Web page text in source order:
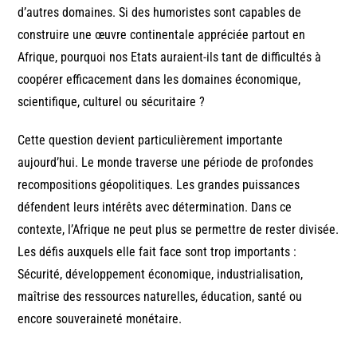
d’autres domaines. Si des humoristes sont capables de
construire une œuvre continentale appréciée partout en
Afrique, pourquoi nos Etats auraient-ils tant de difficultés à
coopérer efficacement dans les domaines économique,
scientifique, culturel ou sécuritaire ?
Cette question devient particulièrement importante
aujourd’hui. Le monde traverse une période de profondes
recompositions géopolitiques. Les grandes puissances
défendent leurs intérêts avec détermination. Dans ce
contexte, l’Afrique ne peut plus se permettre de rester divisée.
Les défis auxquels elle fait face sont trop importants :
Sécurité, développement économique, industrialisation,
maîtrise des ressources naturelles, éducation, santé ou
encore souveraineté monétaire.